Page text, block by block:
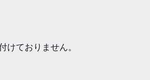
ておりません。